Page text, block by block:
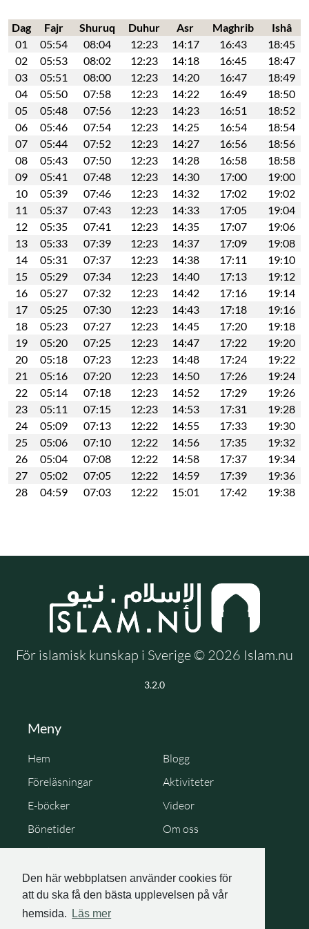
Den här webbplatsen använder cookies för
att du ska få den bästa upplevelsen på vår
hemsida.
Läs mer
Dag Fajr Shuruq Duhur Asr Maghrib
Ishâ
01
05:54 08:04 12:23 14:17 16:43
18:45
02
05:53 08:02 12:23 14:18 16:45
18:47
03
05:51 08:00 12:23 14:20 16:47
18:49
04
05:50 07:58 12:23 14:22 16:49
18:50
05
05:48 07:56 12:23 14:23 16:51
18:52
06
05:46 07:54 12:23 14:25 16:54
18:54
07
05:44 07:52 12:23 14:27 16:56
18:56
08
05:43 07:50 12:23 14:28 16:58
18:58
09
05:41 07:48 12:23 14:30 17:00
19:00
10
05:39 07:46 12:23 14:32 17:02
19:02
11
05:37 07:43 12:23 14:33 17:05
19:04
12
05:35 07:41 12:23 14:35 17:07
19:06
13
05:33 07:39 12:23 14:37 17:09
19:08
14
05:31 07:37 12:23 14:38 17:11
19:10
15
05:29 07:34 12:23 14:40 17:13
19:12
16
05:27 07:32 12:23 14:42 17:16
19:14
17
05:25 07:30 12:23 14:43 17:18
19:16
18
05:23 07:27 12:23 14:45 17:20
19:18
19
05:20 07:25 12:23 14:47 17:22
19:20
20
05:18 07:23 12:23 14:48 17:24
19:22
21
05:16 07:20 12:23 14:50 17:26
19:24
22
05:14 07:18 12:23 14:52 17:29
19:26
23
05:11 07:15 12:23 14:53 17:31
19:28
24
05:09 07:13 12:22 14:55 17:33
19:30
25
05:06 07:10 12:22 14:56 17:35
19:32
26
05:04 07:08 12:22 14:58 17:37
19:34
27
05:02 07:05 12:22 14:59 17:39
19:36
28
04:59 07:03 12:22 15:01 17:42 19:38
För islamisk kunskap i Sverige © 2026 Islam.nu
3.2.0
Meny
Hem
Blogg
Föreläsningar
Aktiviteter
E-böcker
Videor
Bönetider
Om oss
Cookie Policy
Personuppgiftspolicy